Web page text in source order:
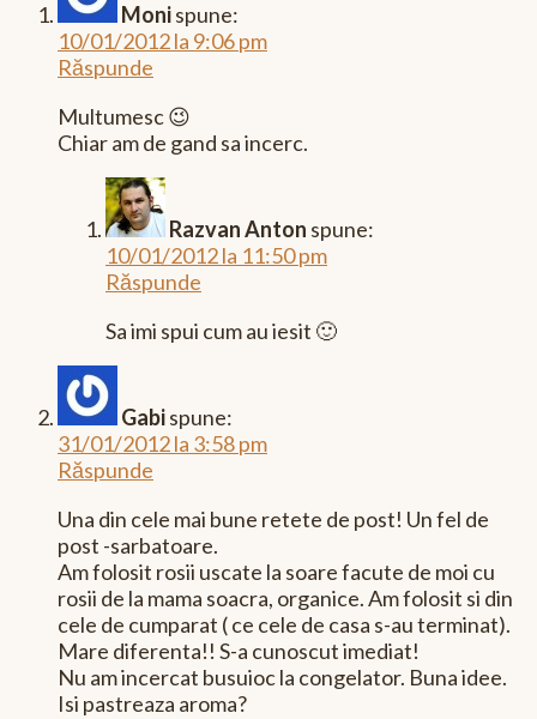
Monispune:
10/01/2012 la 9:06 pm
Răspunde
Multumesc 😉
Chiar am de gand sa incerc.
Razvan Anton spune:
10/01/2012 la 11:50 pm
Răspunde
Sa imi spui cum au iesit 🙂
Gabispune:
31/01/2012 la 3:58 pm
Răspunde
Una din cele mai bune retete de post! Un fel de
post -sarbatoare.
Am folosit rosii uscate la soare facute de moi cu
rosii de la mama soacra, organice. Am folosit si din
cele de cumparat ( ce cele de casa s-au terminat).
Mare diferenta!! S-a cunoscut imediat!
Nu am incercat busuioc la congelator. Buna idee.
Isi pastreaza aroma?